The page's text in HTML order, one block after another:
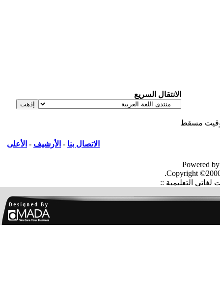
الانتقال السريع
مسقط
الاتصال بنا-الأرشيف-الأعلى
Powered
Copyright
التعليمية ::